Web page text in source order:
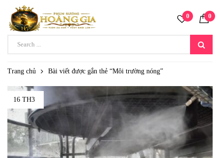
0 0
Trang chủ Bài viết được gắn thẻ “Môi trường nóng”
16 TH3